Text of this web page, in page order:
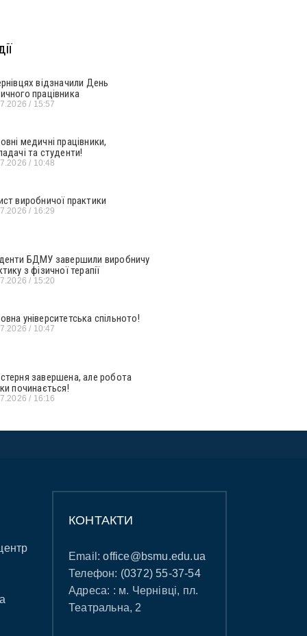
відзначили День
працівника
15:57
медичні працівники,
та студенти!
10:48
виробничої практики
16:29
БДМУ завершили виробничу
з фізичної терапії
15:20
університетська спільното!
10:47
завершена, але робота
починається!
16:16
КОНТАКТИ
Email:office@bsmu.edu.ua
Телефон: (0372) 55-37-54
Адреса: : м. Чернівці, пл.
Театральна, 2